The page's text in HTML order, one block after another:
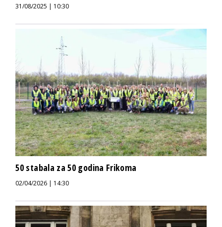
31/08/2025 | 10:30
50 stabala za 50 godina Frikoma
02/04/2026 | 14:30